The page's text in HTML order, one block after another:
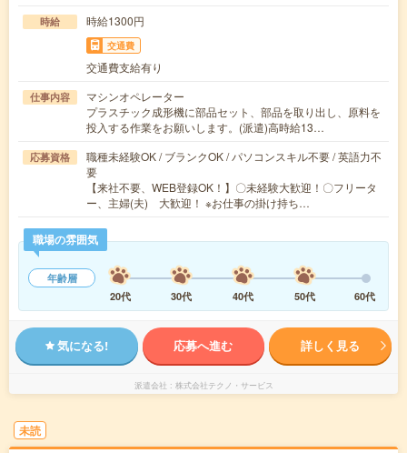
時給 時給1300円
交通費
交通費支給有り
仕事内容
マシンオペレーター
プラスチック成形機に部品セット、部品を取り出し、原料を
投入する作業をお願いします。(派遣)高時給13…
応募資格
職種未経験OK / ブランクOK / パソコンスキル不要 / 英語力不
要
【来社不要、WEB登録OK！】〇未経験大歓迎！〇フリータ
ー、主婦(夫) 大歓迎！ ※お仕事の掛け持ち…
職場の雰囲気
年齢層
20代
30代 40代 50代 60代
気になる! 応募へ進む 詳しく見る
派遣会社 株式会社テクノ・サービス
未読